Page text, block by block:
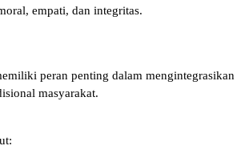
empati, dan integritas.
peran penting dalam
masyarakat.